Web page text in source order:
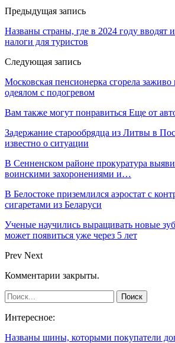
Предыдущая запись
Названы страны, где в 2024 году
налоги для туристов
Следующая запись
Московская пенсионерка сгорела
одеялом с подогревом
Вам также могут понравиться Еще от
Задержание старообрядца из Литвы в
известно о ситуации
В Сенненском районе прокуратура
воинскими захоронениями и…
В Белостоке приземлился аэростат с
сигаретами из Беларуси
Ученые научились выращивать новые
может появиться уже через 5 лет
Prev Next
Комментарии закрыты.
Интересное:
Названы шины, которыми покупатели